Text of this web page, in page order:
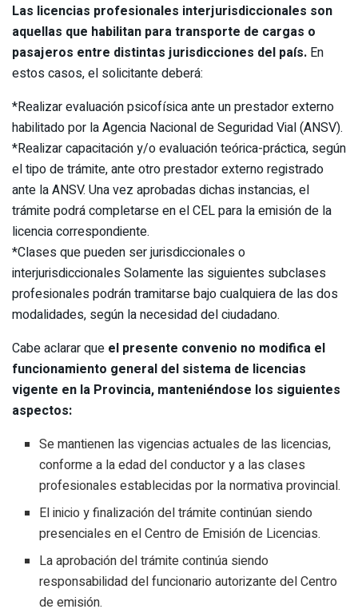
Las licencias profesionales interjurisdiccionales son
aquellas que habilitan para transporte de cargas o
pasajeros entre distintas jurisdicciones del país. En
estos casos, el solicitante deberá:
*Realizar evaluación psicofísica ante un prestador externo
habilitado por la Agencia Nacional de Seguridad Vial (ANSV).
*Realizar capacitación y/o evaluación teórica-práctica, según
el tipo de trámite, ante otro prestador externo registrado
ante la ANSV. Una vez aprobadas dichas instancias, el
trámite podrá completarse en el CEL para la emisión de la
licencia correspondiente.
*Clases que pueden ser jurisdiccionales o
interjurisdiccionales Solamente las siguientes subclases
profesionales podrán tramitarse bajo cualquiera de las dos
modalidades, según la necesidad del ciudadano.
Cabe aclarar que el presente convenio no modifica el
funcionamiento general del sistema de licencias
vigente en la Provincia, manteniéndose los siguientes
aspectos:
Se mantienen las vigencias actuales de las licencias,
conforme a la edad del conductor y a las clases
profesionales establecidas por la normativa provincial.
El inicio y finalización del trámite continúan siendo
presenciales en el Centro de Emisión de Licencias.
La aprobación del trámite continúa siendo
responsabilidad del funcionario autorizante del Centro
de emisión.